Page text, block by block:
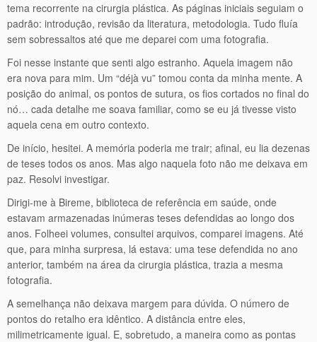
tema recorrente na cirurgia plástica. As páginas iniciais seguiam o
padrão: introdução, revisão da literatura, metodologia. Tudo fluía
sem sobressaltos até que me deparei com uma fotografia.
Foi nesse instante que senti algo estranho. Aquela imagem não
era nova para mim. Um “déjà vu” tomou conta da minha mente. A
posição do animal, os pontos de sutura, os fios cortados no final do
nó… cada detalhe me soava familiar, como se eu já tivesse visto
aquela cena em outro contexto.
De início, hesitei. A memória poderia me trair; afinal, eu lia dezenas
de teses todos os anos. Mas algo naquela foto não me deixava em
paz. Resolvi investigar.
Dirigi-me à Bireme, biblioteca de referência em saúde, onde
estavam armazenadas inúmeras teses defendidas ao longo dos
anos. Folheei volumes, consultei arquivos, comparei imagens. Até
que, para minha surpresa, lá estava: uma tese defendida no ano
anterior, também na área da cirurgia plástica, trazia a mesma
fotografia.
A semelhança não deixava margem para dúvida. O número de
pontos do retalho era idêntico. A distância entre eles,
milimetricamente igual. E, sobretudo, a maneira como as pontas